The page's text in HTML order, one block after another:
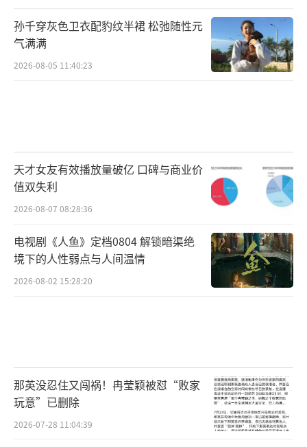
孙千穿灰色卫衣配豹纹半裙 松弛随性元
气满满
2026-08-05 11:40:23
天才女友有效播放量破亿 口碑与商业价
值双失利
2026-08-07 08:28:36
电视剧《人鱼》定档0804 解锁暗渠绝
境下的人性弱点与人间温情
2026-08-02 15:28:20
那英没忍住又闯祸！冉莹颖被怼“败家
玩意”已删除
2026-07-28 11:04:39